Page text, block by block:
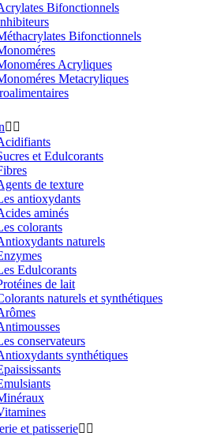
Bifonctionnels
Bifonctionnels
Acryliques
Metacryliques
 
et Edulcorants
de texture
antioxydants
aminés
colorants
naturels
Edulcorants
de lait
naturels et synthétiques
conservateurs
synthétiques
et patisserie 